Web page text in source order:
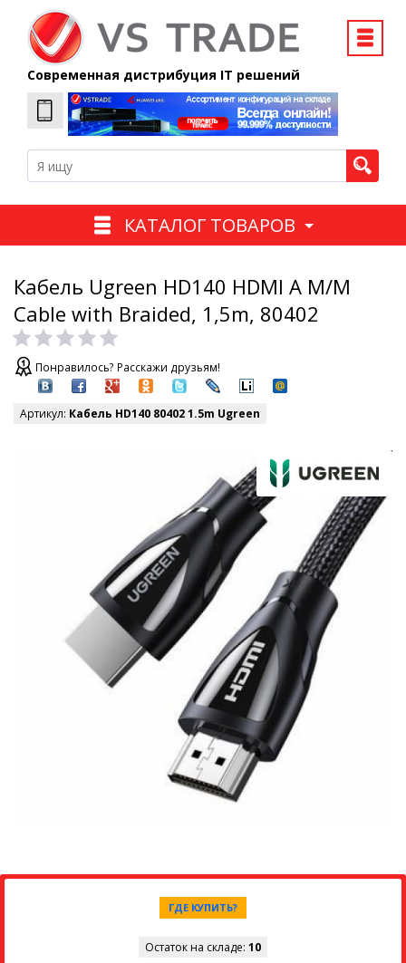
Современная дистрибуция IT решений
КАТАЛОГ ТОВАРОВ
Кабель Ugreen HD140 HDMI A M/M
Cable with Braided, 1,5m, 80402
Понравилось? Расскажи друзьям!
Артикул: Кабель HD140 80402 1.5m Ugreen
ГДЕ КУПИТЬ?
Остаток на складе: 10